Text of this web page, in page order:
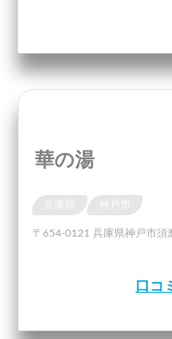
華の湯
〒654-0121 兵庫県神戸市
口コ